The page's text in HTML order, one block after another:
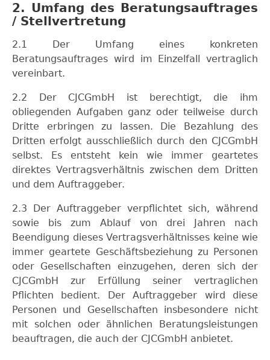
2. Umfang des Beratungsauftrages
/ Stellvertretung
2.1 Der Umfang eines konkreten
Beratungsauftrages wird im Einzelfall vertraglich
vereinbart.
2.2 Der CJCGmbH ist berechtigt, die ihm
obliegenden Aufgaben ganz oder teilweise durch
Dritte erbringen zu lassen. Die Bezahlung des
Dritten erfolgt ausschließlich durch den CJCGmbH
selbst. Es entsteht kein wie immer geartetes
direktes Vertragsverhältnis zwischen dem Dritten
und dem Auftraggeber.
2.3 Der Auftraggeber verpflichtet sich, während
sowie bis zum Ablauf von drei Jahren nach
Beendigung dieses Vertragsverhältnisses keine wie
immer geartete Geschäftsbeziehung zu Personen
oder Gesellschaften einzugehen, deren sich der
CJCGmbH zur Erfüllung seiner vertraglichen
Pflichten bedient. Der Auftraggeber wird diese
Personen und Gesellschaften insbesondere nicht
mit solchen oder ähnlichen Beratungsleistungen
beauftragen, die auch der CJCGmbH anbietet.